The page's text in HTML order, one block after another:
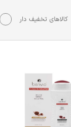
کالاهای تخفیف دار